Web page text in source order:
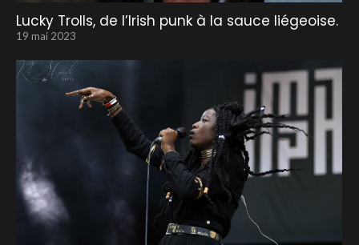
Lucky Trolls, de l’Irish punk à la sauce liégeoise.
19 mai 2023